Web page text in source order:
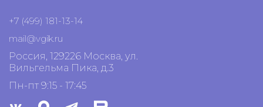
+7 (499) 181-13-14
mail@vgik.ru
Россия, 129226 Москва, ул.
Вильгельма Пика, д.3
Пн-пт 9:15 - 17:45